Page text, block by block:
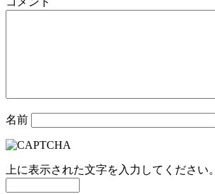
名前
上に表示された文字を入力してください。